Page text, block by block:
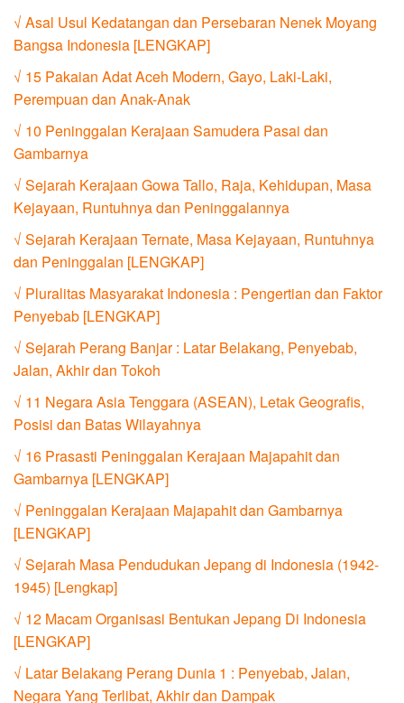
√ Asal Usul Kedatangan dan Persebaran Nenek Moyang
Bangsa Indonesia [LENGKAP]
√ 15 Pakaian Adat Aceh Modern, Gayo, Laki-Laki,
Perempuan dan Anak-Anak
√ 10 Peninggalan Kerajaan Samudera Pasai dan
Gambarnya
√ Sejarah Kerajaan Gowa Tallo, Raja, Kehidupan, Masa
Kejayaan, Runtuhnya dan Peninggalannya
√ Sejarah Kerajaan Ternate, Masa Kejayaan, Runtuhnya
dan Peninggalan [LENGKAP]
√ Pluralitas Masyarakat Indonesia : Pengertian dan Faktor
Penyebab [LENGKAP]
√ Sejarah Perang Banjar : Latar Belakang, Penyebab,
Jalan, Akhir dan Tokoh
√ 11 Negara Asia Tenggara (ASEAN), Letak Geografis,
Posisi dan Batas Wilayahnya
√ 16 Prasasti Peninggalan Kerajaan Majapahit dan
Gambarnya [LENGKAP]
√ Peninggalan Kerajaan Majapahit dan Gambarnya
[LENGKAP]
√ Sejarah Masa Pendudukan Jepang di Indonesia (1942-
1945) [Lengkap]
√ 12 Macam Organisasi Bentukan Jepang Di Indonesia
[LENGKAP]
√ Latar Belakang Perang Dunia 1 : Penyebab, Jalan,
Negara Yang Terlibat, Akhir dan Dampak